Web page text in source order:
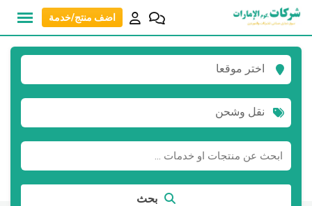
انتقل
المحتوى
اضف منتج/خدمة
اختر موقعا
نقل وشحن
بحث